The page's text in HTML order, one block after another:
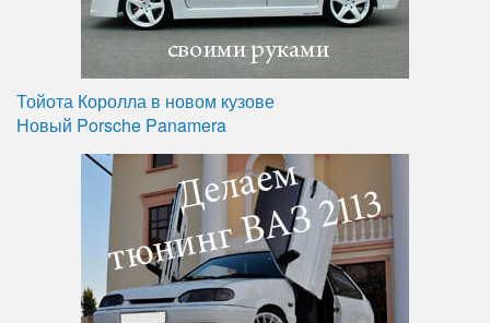
Тойота Королла в новом кузове
Новый Porsche Panamera